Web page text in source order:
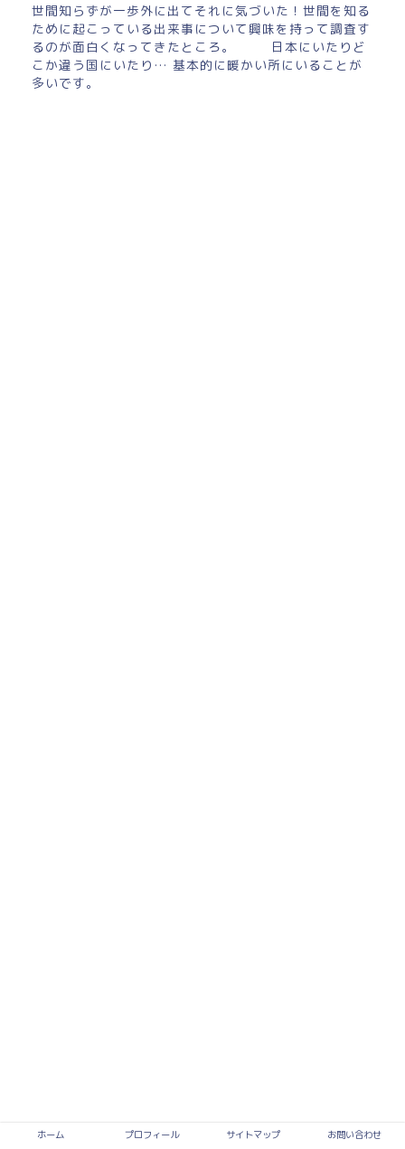
世間知らずが一歩外に出てそれに気づいた！世間を知る
ために起こっている出来事について興味を持って調査す
るのが面白くなってきたところ。 日本にいたりど
こか違う国にいたり… 基本的に暖かい所にいることが
多いです。
ホーム プロフィール サイトマップ お問い合わせ